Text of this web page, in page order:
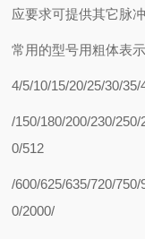
应要求可提供其它脉
常用的型号用粗体表示
4/5/10/15/20/25/30/
/150/180/200/230/
0/512
/600/625/635/720/
0/2000/